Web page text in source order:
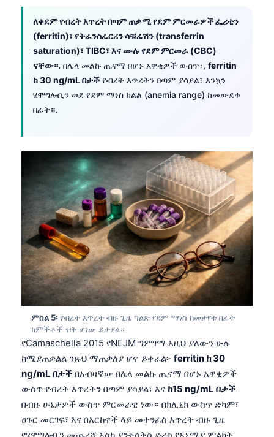
ለቀደም የብረት እጥረት በጣም ጠቃሚ የደም ምርመራዎች ፌሪቲን
(ferritin)፣ የትራንስፈርሪን ሳቹሬሽን (transferrin
saturation)፣ TIBC፣ እና ሙሉ የደም ምርመራ (CBC)
ናቸው።. በሌላ መልኩ ጤናማ በሆኑ አዋቂዎች ውስጥ፣, ferritin
ከ 30 ng/mL በታችየብረት እጥረትን በጣም ያሳያል፣ እንኳን
ሄሞግሎቢን ወደ የደም ማነስ ክልል (anemia range) ከመውደቁ
በፊት።.
ምስል 5፡ የብረት እጥረት ብዙ ጊዜ ግልጽ የደም ማነስ ከመታየቱ በፊት
ክምችቶች ዝቅ ሆነው ይታያል።
የCamaschella 2015 የNEJM ግምገማ እዚህ ያለውን ሁሉ
ከሚያጠቃልል ንጹህ ማጠቃለያ ሆኖ ይቀራል፦ ferritin ከ 30
ng/mL በታች በአብዛኛው በሌላ መልኩ ጤናማ በሆኑ አዋቂዎች
ውስጥ የብረት እጥረትን በጣም ያሳያል፣ እና ከ15 ng/mL በታች
በብዙ ሁኔታዎች ውስጥ ምርመራዊ ነው። በክሊኒክ ውስጥ ድካም፣
ፀጉር መርገፍ፣ እና በእርከኖች ላይ መተንፈስ እጥረት ብዙ ጊዜ
የሄሞግሎቢን መጨረሻ እስኪያንቀሳቅስ ድረስ የአኒሚያ ምልክት